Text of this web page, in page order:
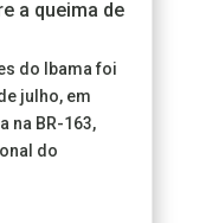
a queima de
do Ibama foi
julho, em
na BR-163,
do